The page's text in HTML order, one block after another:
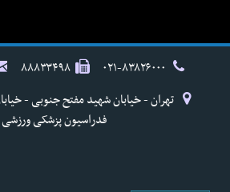
۸۸۸۳۳۴۹۸
فدراسیون پزشکی ورزشی